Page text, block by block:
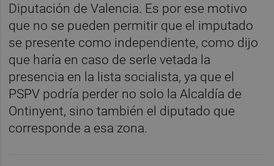
Diputación de Valencia. Es por ese motivo
que no se pueden permitir que el imputado
se presente como independiente, como dijo
que haría en caso de serle vetada la
presencia en la lista socialista, ya que el
PSPV podría perder no solo la Alcaldía de
Ontinyent, sino también el diputado que
corresponde a esa zona.